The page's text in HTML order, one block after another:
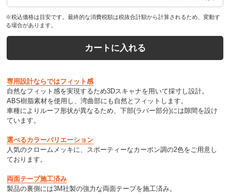
※税込価格は目安です。最終的な消費税額は税抜合計額から計算されるため、変動す
る場合があります。
カートに入れる
専用設計ならではフィット感
自然なフィット感を実現するため3Dスキャナを用いて採寸し設計。
ABS樹脂素材を使用し、湾曲部にも自然とフィットします。
車種によりルーフ形状が異なるため、下部(ラバー部分)には隙間を設け
ています。
選べるカラーバリエーション
人気のクロームメッキに、スポーティーなカーボン調の2色をご用意し
ております。
両面テープ施工済み
製品の裏側には3M社製の強力な両面テープを施工済み。